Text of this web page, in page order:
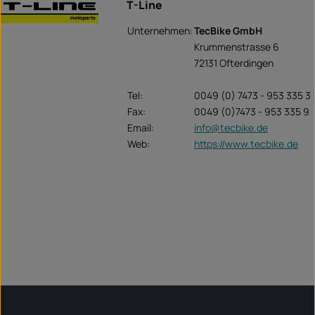
T-Line
Unternehmen:TecBike GmbH
Krummenstrasse 6
72131 Ofterdingen
Tel:
0049 (0) 7473 - 953 335 3
Fax:
0049 (0)7473 - 953 335 9
Email:
info@tecbike.de
Web:
https://www.tecbike.de